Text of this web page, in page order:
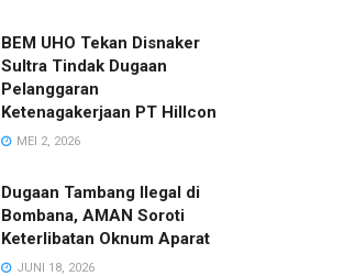
BEM UHO Tekan Disnaker
Sultra Tindak Dugaan
Pelanggaran
Ketenagakerjaan PT Hillcon
MEI 2, 2026
Dugaan Tambang Ilegal di
Bombana, AMAN Soroti
Keterlibatan Oknum Aparat
JUNI 18, 2026